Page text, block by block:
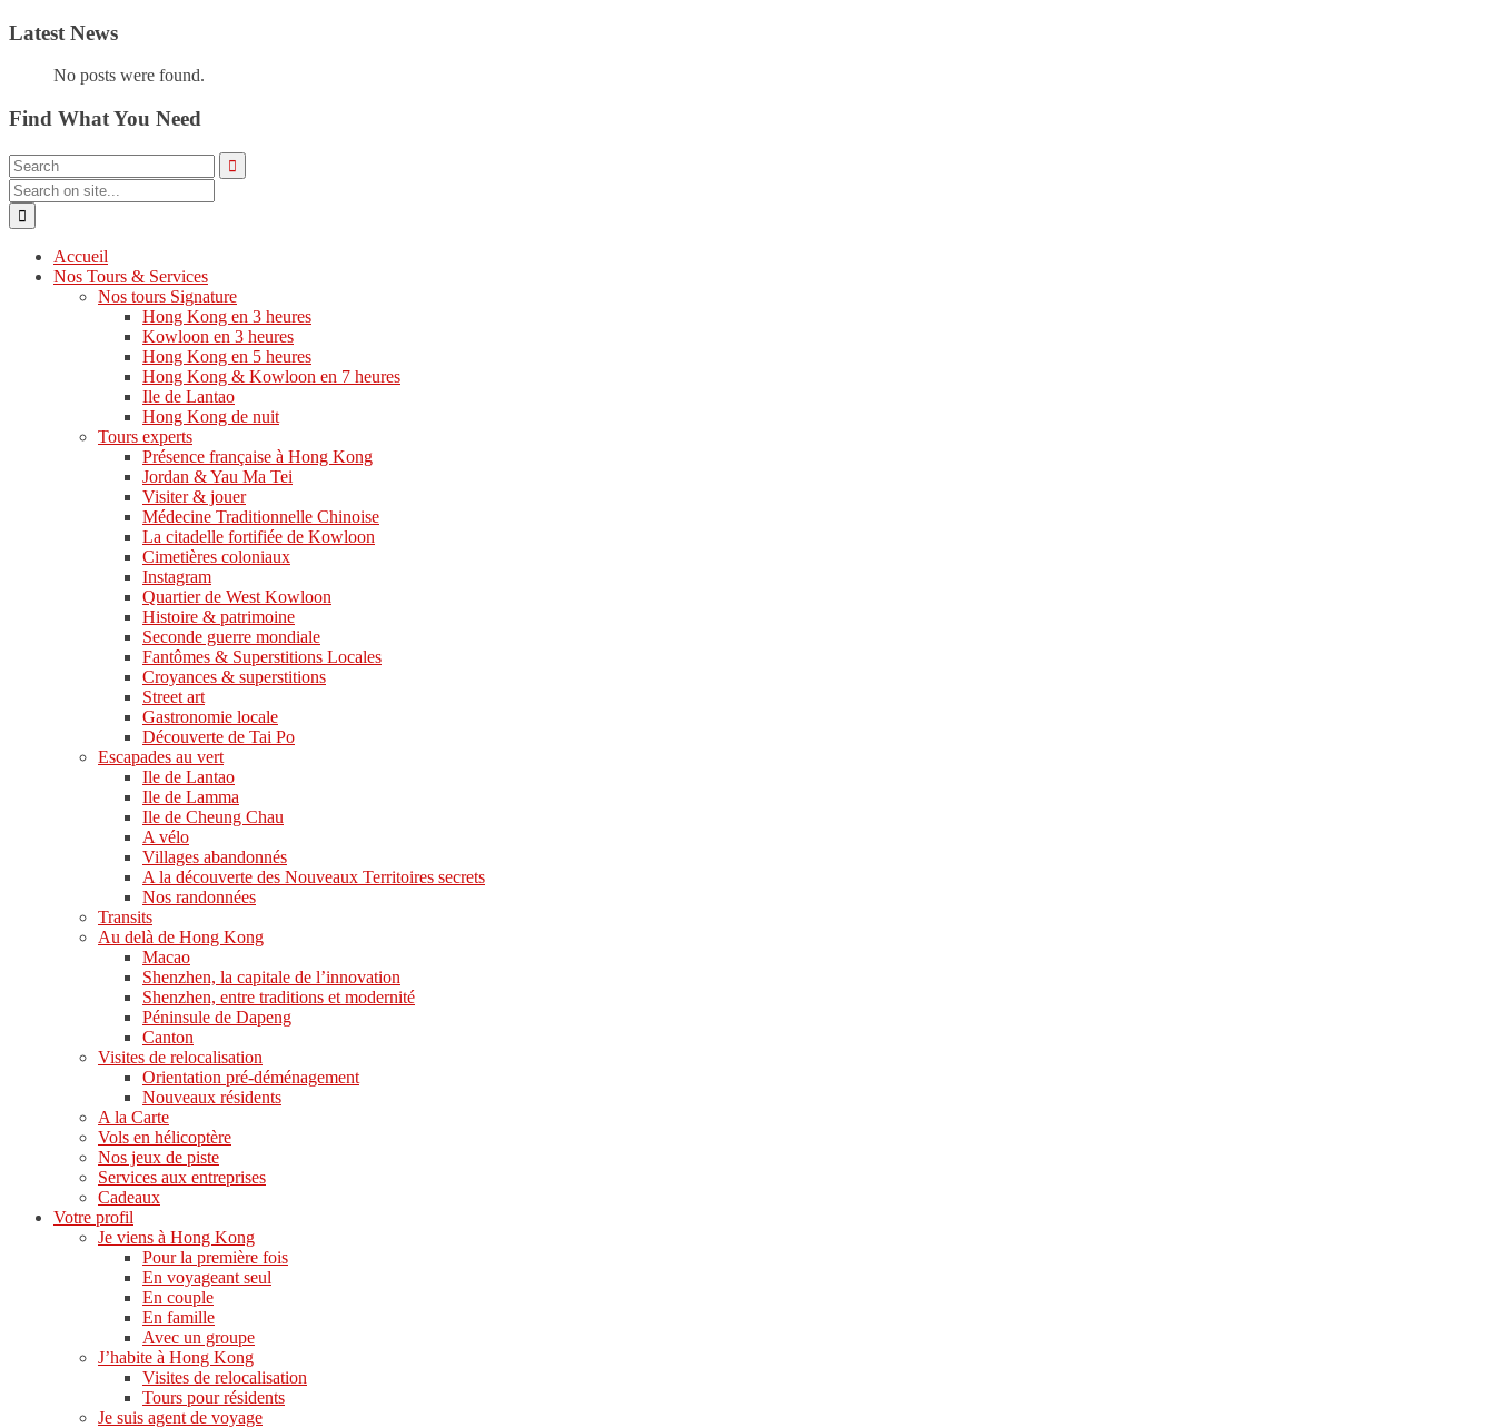
Latest News
No posts were found.
Find What You Need
Accueil
Nos Tours & Services
Nos tours Signature
Hong Kong en 3 heures
Kowloon en 3 heures
Hong Kong en 5 heures
Hong Kong & Kowloon en 7 heures
Ile de Lantao
Hong Kong de nuit
Tours experts
Présence française à Hong Kong
Jordan & Yau Ma Tei
Visiter & jouer
Médecine Traditionnelle Chinoise
La citadelle fortifiée de Kowloon
Cimetières coloniaux
Instagram
Quartier de West Kowloon
Histoire & patrimoine
Seconde guerre mondiale
Fantômes & Superstitions Locales
Croyances & superstitions
Street art
Gastronomie locale
Découverte de Tai Po
Escapades au vert
Ile de Lantao
Ile de Lamma
Ile de Cheung Chau
A vélo
Villages abandonnés
A la découverte des Nouveaux Territoires secrets
Nos randonnées
Transits
Au delà de Hong Kong
Macao
Shenzhen, la capitale de l’innovation
Shenzhen, entre traditions et modernité
Péninsule de Dapeng
Canton
Visites de relocalisation
Orientation pré-déménagement
Nouveaux résidents
A la Carte
Vols en hélicoptère
Nos jeux de piste
Services aux entreprises
Cadeaux
Votre profil
Je viens à Hong Kong
Pour la première fois
En voyageant seul
En couple
En famille
Avec un groupe
J’habite à Hong Kong
Visites de relocalisation
Tours pour résidents
Je suis agent de voyage